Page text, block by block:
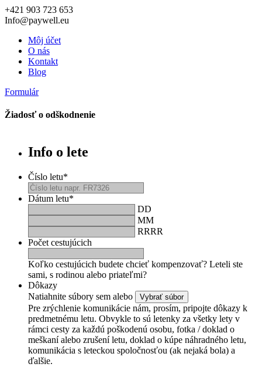
+421 903 723 653
Info@paywell.eu
Môj účet
O nás
Kontakt
Blog
Formulár
Žiadosť o odškodnenie
Info o lete
Číslo letu*
Dátum letu*
DD
MM
RRRR
Počet cestujúcich
Koľko cestujúcich budete chcieť kompenzovať? Leteli ste
sami, s rodinou alebo priateľmi?
Dôkazy
Natiahnite súbory sem alebo
Pre zrýchlenie komunikácie nám, prosím, pripojte dôkazy k
predmetnému letu. Obvykle to sú letenky za všetky lety v
rámci cesty za každú poškodenú osobu, fotka / doklad o
meškaní alebo zrušení letu, doklad o kúpe náhradného letu,
komunikácia s leteckou spoločnosťou (ak nejaká bola) a
ďalšie.